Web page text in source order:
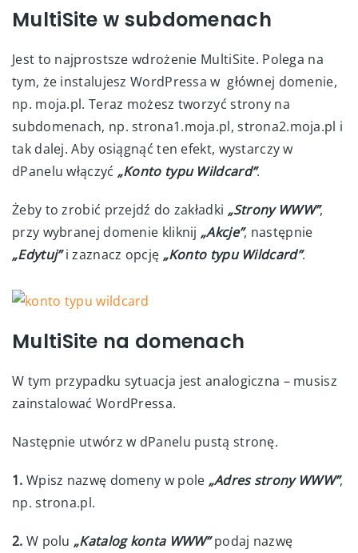
MultiSite w subdomenach
Jest to najprostsze wdrożenie MultiSite. Polega na
tym, że instalujesz WordPressa w głównej domenie,
np. moja.pl. Teraz możesz tworzyć strony na
subdomenach, np. strona1.moja.pl, strona2.moja.pl i
tak dalej. Aby osiągnąć ten efekt, wystarczy w
dPanelu włączyć „Konto typu Wildcard”.
Żeby to zrobić przejdź do zakładki „Strony WWW”,
przy wybranej domenie kliknij „Akcje”, następnie
„Edytuj”i zaznacz opcję „Konto typu Wildcard”.
MultiSite na domenach
W tym przypadku sytuacja jest analogiczna – musisz
zainstalować WordPressa.
Następnie utwórz w dPanelu pustą stronę.
1. Wpisz nazwę domeny w pole „Adres strony WWW”,
np. strona.pl.
2. W polu „Katalog konta WWW”podaj nazwę